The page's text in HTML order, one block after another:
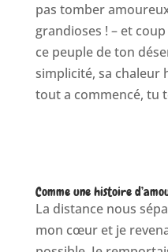
pas tomber
grandioses ! – et
ce peuple de ton
simplicité, sa chaleur
tout a commencé, tu
Comme une histoire
La distance nous
mon cœur et je